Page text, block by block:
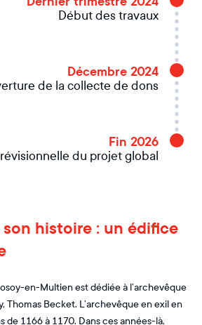
Début des travaux
Décembre 2024
de la collecte de dons
Fin 2026
du projet global
histoire : un édifice
en-Multien est dédiée à l’archevêque
Thomas Becket. L’archevêque en exil en
de 1166 à 1170. Dans ces années-là,